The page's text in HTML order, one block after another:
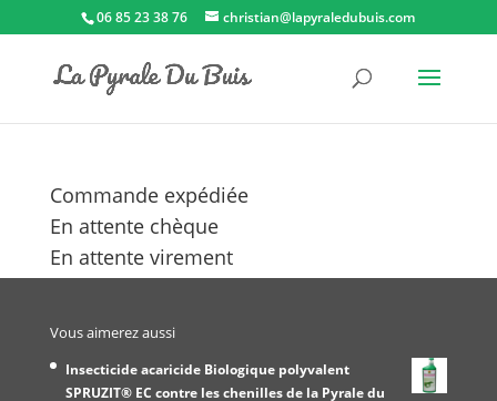
06 85 23 38 76 christian@lapyraledubuis.com
Commande expédiée
En attente chèque
En attente virement
Vous aimerez aussi
Insecticide acaricide Biologique polyvalent
SPRUZIT® EC contre les chenilles de la Pyrale du